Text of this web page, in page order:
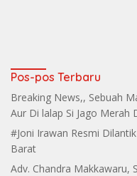
Pos-pos Terbaru
Breaking News,, Sebuah
Aur Di lalap Si Jago
#Joni Irawan Resmi
Barat
Adv. Chandra Makkawaru,